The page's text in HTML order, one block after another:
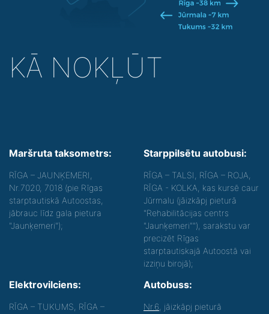
KĀ NOKĻŪT
Maršruta taksometrs:
RĪGA – JAUNĶEMERI,
Nr.7020, 7018 (pie Rīgas
starptautiskā Autoostas,
jābrauc līdz gala pietura
"Jaunķemeri");
Starppilsētu autobusi:
RĪGA – TALSI, RĪGA – ROJA,
RĪGA - KOLKA, kas kursē caur
Jūrmalu (jāizkāpj pieturā
"Rehabilitācijas centrs
"Jaunķemeri""), sarakstu var
precizēt Rīgas
starptautiskajā Autoostā vai
izziņu birojā);
Elektrovilciens:
RĪGA – TUKUMS, RĪGA –
Autobuss:
Nr.6 , jāizkāpj pieturā